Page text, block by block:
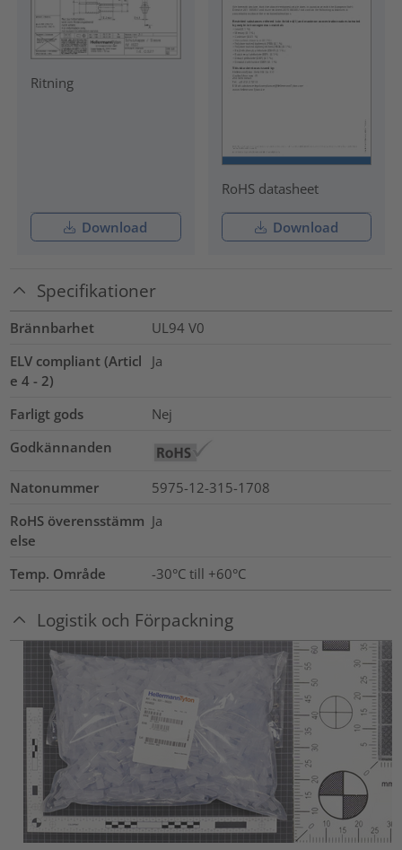
Ritning
Download
RoHS datasheet
Download
Specifikationer
Brännbarhet
UL94 V0
ELV compliant (Articl
e 4 - 2)
Ja
Farligt gods
Nej
Godkännanden
Natonummer
5975-12-315-1708
RoHS överensstämm
else
Ja
Temp. Område -30°C till +60°C
Logistik och Förpackning